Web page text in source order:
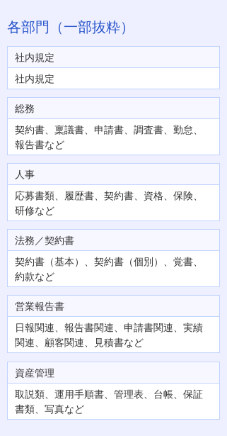
各部門（一部抜粋）
社内規定
社内規定
総務
契約書、稟議書、申請書、調査書、勤怠、
報告書など
人事
応募書類、履歴書、契約書、資格、保険、
研修など
法務／契約書
契約書（基本）、契約書（個別）、覚書、
約款など
営業報告書
日報関連、報告書関連、申請書関連、実績
関連、顧客関連、見積書など
資産管理
取説類、運用手順書、管理表、台帳、保証
書類、写真など